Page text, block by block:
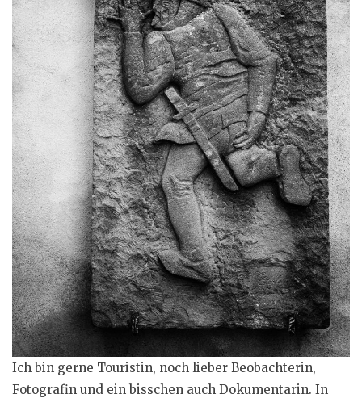
Ich bin gerne Touristin, noch lieber Beobachterin,
Fotografin und ein bisschen auch Dokumentarin. In